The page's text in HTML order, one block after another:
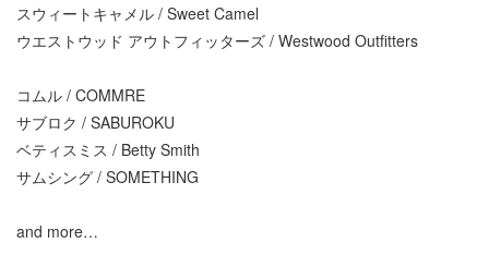
スウィートキャメル / Sweet Camel
ウエストウッド アウトフィッターズ / Westwood Outfitters
コムル / COMMRE
サブロク / SABUROKU
ベティスミス / Betty Smith
サムシング / SOMETHING
and more…